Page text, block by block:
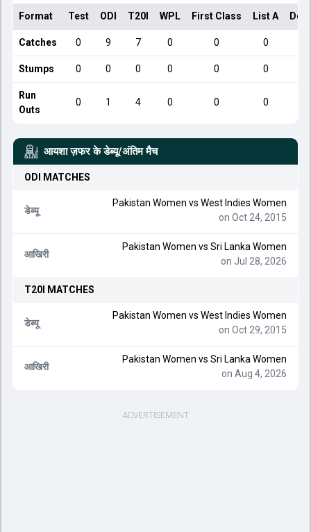
Format Test ODI T20I WPL First Class List A
Catches 0 9 7 0 0 0
Stumps 0 0 0 0 0 0
Run
Outs
0 1 4 0 0 0
आयशा ज़फरके डेब्यू/अंतिम मैच
ODI MATCHES
डेब्यू
Pakistan Women vs West Indies Women
on Oct 24, 2015
आखिरी
Pakistan Women vs Sri Lanka Women
on Jul 28, 2026
T20I MATCHES
डेब्यू
Pakistan Women vs West Indies Women
on Oct 29, 2015
आखिरी
Pakistan Women vs Sri Lanka Women
on Aug 4, 2026